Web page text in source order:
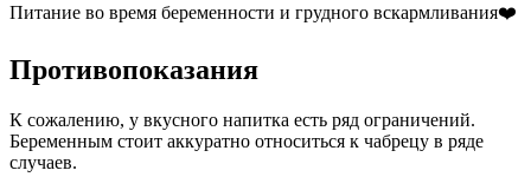
Питание во время беременности и грудного вскармливания❤️
Противопоказания
К сожалению, у вкусного напитка есть ряд ограничений.
Беременным стоит аккуратно относиться к чабрецу в ряде
случаев.